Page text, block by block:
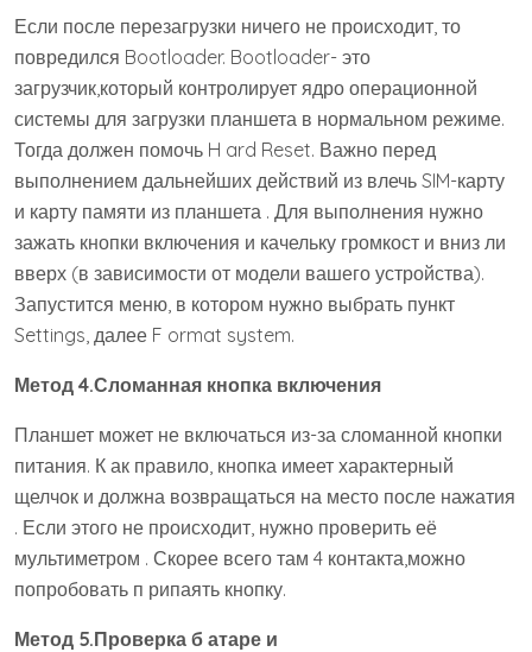
Если после перезагрузки ничего не происходит, то
повредился Bootloader. Bootloader- это
загрузчик,который контролирует ядро операционной
системы для загрузки планшета в нормальном режиме.
Тогда должен помочь H ard Reset. Важно перед
выполнением дальнейших действий из влечь SIM-карту
и карту памяти из планшета . Для выполнения нужно
зажать кнопки включения и качельку громкост и вниз ли
вверх (в зависимости от модели вашего устройства).
Запустится меню, в котором нужно выбрать пункт
Settings, далее F ormat system.
Метод 4.Сломанная кнопка включения
Планшет может не включаться из-за сломанной кнопки
питания. К ак правило, кнопка имеет характерный
щелчок и должна возвращаться на место после нажатия
. Если этого не происходит, нужно проверить её
мультиметром . Скорее всего там 4 контакта,можно
попробовать п рипаять кнопку.
Метод 5.Проверка б атаре и